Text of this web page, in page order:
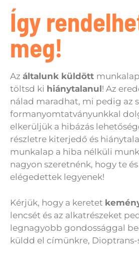
Így
meg!
Az általunk küldött
töltsd ki hiánytalanul! Az
nálad maradhat, mi pedig az
formanyomtatványunkkal
elkerüljük a hibázás
részletre kiterjedő és
munkalap a hiba nélküli
nagyon szeretnénk, hogy te
elégedettek legyenek!
Kérjük, hogy a keretet
lencsét és az alkatrészeket
legnagyobb gondossággal
küldd el címünkre, Dioptrans-